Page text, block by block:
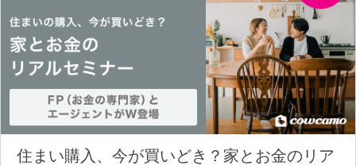
住まい購入、今が買いどき？家とお金のリア